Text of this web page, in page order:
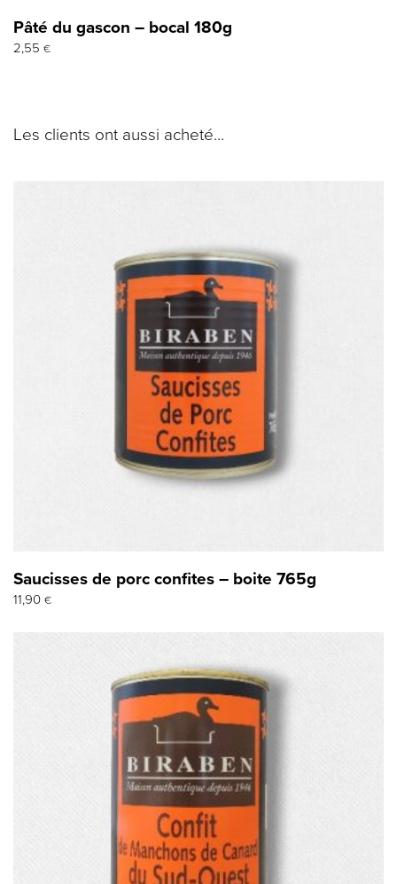
Pâté du gascon – bocal 180g
2,55 €
Les clients ont aussi acheté...
Saucisses de porc confites – boite 765g
11,90 €